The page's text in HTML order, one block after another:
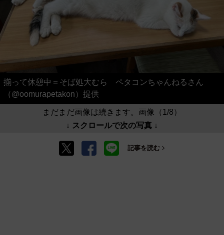
揃って休憩中＝そば処大むら ペタコンちゃんねるさん
（@oomurapetakon）提供
まだまだ画像は続きます。画像（1/8）
↓ スクロールで次の写真 ↓
記事を読む